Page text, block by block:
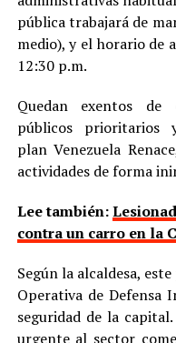
pública trabajará de
medio), y el horario de
12:30 p.m.
Quedan exentos de
públicos prioritarios
plan Venezuela
actividades de forma
Lee también:
contra un carro en la
Según la alcaldesa,
Operativa de Defensa
seguridad de la
urgente al sector